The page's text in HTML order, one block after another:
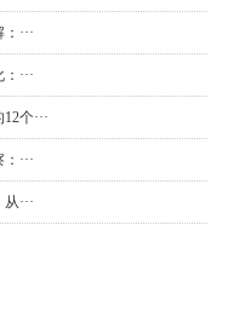
···
···
个···
···
···